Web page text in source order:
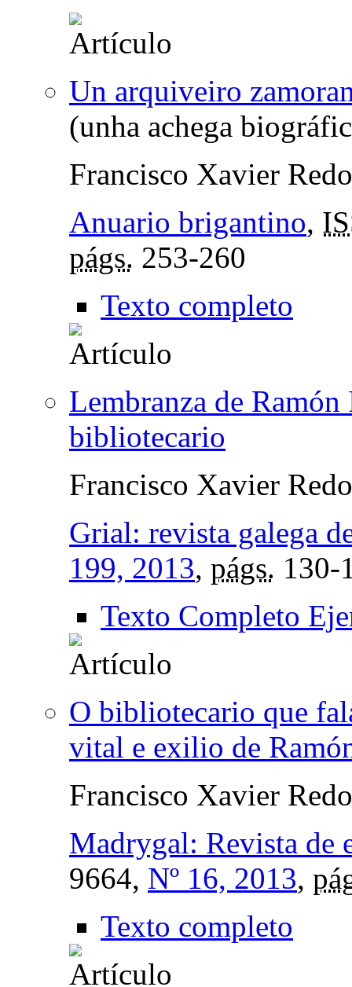
Un arquiveiro
(unha achega
Francisco Xavier
Anuario brigantino,
págs. 253-260
Texto completo
Lembranza de
bibliotecario
Francisco Xavier
Grial: revista galega
199, 2013, págs. 130-
Texto Completo
O bibliotecario que
vital e exilio de
Francisco Xavier
Madrygal: Revista de
9664, Nº 16, 2013,
Texto completo